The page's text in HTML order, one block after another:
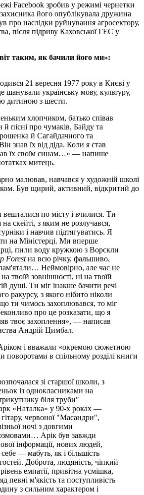
Facebook зробив у режимі чернетки
його опублікувала дружина
про наслідки руйнування агросектору,
після підриву Каховської ГЕС у
таким, як бачили його ми»:
21 вересня 1977 року в Києві у
шанували українську мову, культуру,
дитиною з шести.
хлопчиком, батько співав
й пісні про чумаків, Байду та
й Сагайдачного та
знав їх від діда. Коли я став
їх своїм синам…» — напише
митець.
малював, навчався у художній школі
Був щирий, активний, відкритий до
вешталися по місту і вчилися. Ти
скейті, з яким не розлучався,
і навчив підтягуватись. Я
на Міністерці. Ми вперше
пили воду кружкою з Ворскли
Forestна всю річку, фальшиво,
Неймовірно, але час не
твоїй зовнішності, ні на твоїй
душі. Ти міг інакше бачити речі
ракурсу, з якого нібито ніколи
ти чимось захоплювався, то міг
про це розказати, що я
твоє захоплення», — написав
Андрій Цимбал.
і вважали «окремою сюжетною
поворотами в спільному розділі книги
зі старшої школи, з
із однокласниками на
біля труби"
«Наталка» у 90-х роках —
гітару, червоної "Масандри",
ночі з довгими
Арік був завжди
інформації, нових людей,
— мабуть, як і більшість
Доброта, людяність, чіпкий
емпатії, привітна усмішка,
певні м'якість та поступливість
з сильним характером і